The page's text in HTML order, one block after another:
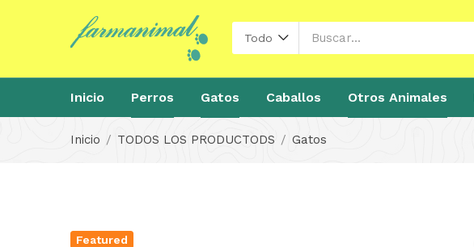
Todo
Inicio Perros Gatos Caballos Otros Animales
Inicio TODOS LOS PRODUCTODS Gatos
Featured